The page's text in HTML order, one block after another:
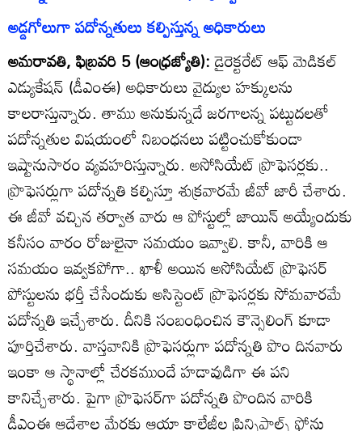
అడ్డగోలుగా పదోన్నతులు కల్పిస్తున్న అధికారులు
అమరావతి, ఫిబ్రవరి 5 (ఆంధ్రజ్యోతి):డైరెక్టరేట్‌ ఆఫ్‌ మెడికల్‌
ఎడ్యుకేషన్‌ (డీఎంఈ) అధికారులు వైద్యుల హక్కులను
కాలరాస్తున్నారు. తాము అనుకున్నదే జరగాలన్న పట్టుదలతో
పదోన్నతుల విషయంలో నిబంధనలు పట్టించుకోకుండా
ఇష్టానుసారం వ్యవహరిస్తున్నారు. అసోసియేట్‌ ప్రొఫెసర్లకు..
ప్రొఫెసర్లుగా పదోన్నతి కల్పిస్తూ శుక్రవారమే జీవో జారీ చేశారు.
ఈ జీవో వచ్చిన తర్వాత వారు ఆ పోస్టుల్లో జాయిన్‌ అయ్యేందుకు
కనీసం వారం రోజులైనా సమయం ఇవ్వాలి. కానీ, వారికి ఆ
సమయం ఇవ్వకపోగా.. ఖాళీ అయిన అసోసియేట్‌ ప్రొఫెసర్‌
పోస్టులను భర్తీ చేసేందుకు అసిస్టెంట్‌ ప్రొఫెసర్లకు సోమవారమే
పదోన్నతి ఇచ్చేశారు. దీనికి సంబంధించిన కౌన్సెలింగ్‌ కూడా
పూర్తిచేశారు. వాస్తవానికి ప్రొఫెసర్లుగా పదోన్నతి పొం దినవారు
ఇంకా ఆ స్థానాల్లో చేరకముందే హడావుడిగా ఈ పని
కానిచ్చేశారు. పైగా ప్రొఫెసర్‌గా పదోన్నతి పొందిన వారికి
డీఎంఈ ఆదేశాల మేరకు ఆయా కాలేజీల ప్రిన్సిపాల్స్‌ ఫోన్లు